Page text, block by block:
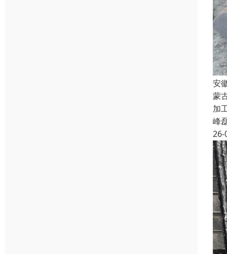
安
蒙
加
峰
26-